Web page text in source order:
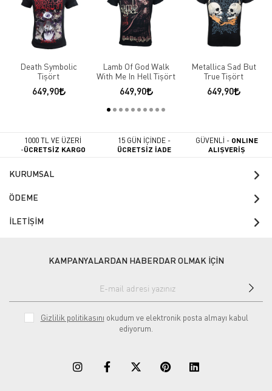
Death Symbolic
Tişört
649,90
Lamb Of God Walk
With Me In Hell Tişört
649,90
Metallica Sad But
True Tişört
649,90
1000 TL VE ÜZERİ
-ÜCRETSİZ KARGO
15 GÜN İÇİNDE -
ÜCRETSİZ İADE
GÜVENLİ - ONLINE
ALIŞVERİŞ
KURUMSAL
ÖDEME
İLETİŞİM
KAMPANYALARDAN HABERDAR OLMAK İÇİN
Gizlilik politikasını okudum ve elektronik posta almayı kabul
ediyorum.